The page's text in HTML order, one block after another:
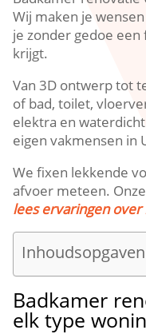
Wij maken je
je zonder gedoe
krijgt.
Van 3D ontwerp tot
of bad, toilet,
elektra en
eigen vakmensen in
We fixen lekkende
afvoer meteen.
lees ervaringen
Inhoudsopgaven
Badkamer
elk type